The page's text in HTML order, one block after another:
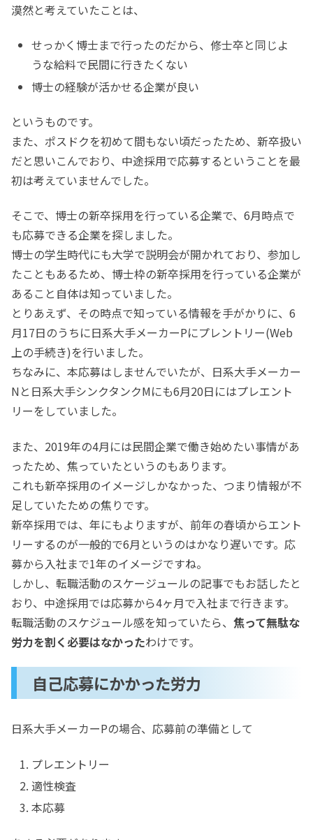
漠然と考えていたことは、
せっかく博士まで行ったのだから、修士卒と同じよ
うな給料で民間に行きたくない
博士の経験が活かせる企業が良い
というものです。
また、ポスドクを初めて間もない頃だったため、新卒扱い
だと思いこんでおり、中途採用で応募するということを最
初は考えていませんでした。
そこで、博士の新卒採用を行っている企業で、6月時点で
も応募できる企業を探しました。
博士の学生時代にも大学で説明会が開かれており、参加し
たこともあるため、博士枠の新卒採用を行っている企業が
あること自体は知っていました。
とりあえず、その時点で知っている情報を手がかりに、6
月17日のうちに日系大手メーカーPにプレントリー(Web
上の手続き)を行いました。
ちなみに、本応募はしませんでいたが、日系大手メーカー
Nと日系大手シンクタンクMにも6月20日にはプレエント
リーをしていました。
また、2019年の4月には民間企業で働き始めたい事情があ
ったため、焦っていたというのもあります。
これも新卒採用のイメージしかなかった、つまり情報が不
足していたための焦りです。
新卒採用では、年にもよりますが、前年の春頃からエント
リーするのが一般的で6月というのはかなり遅いです。応
募から入社まで1年のイメージですね。
しかし、転職活動のスケージュールの記事でもお話したと
おり、中途採用では応募から4ヶ月で入社まで行きます。
転職活動のスケジュール感を知っていたら、 焦って無駄な
労力を割く必要はなかったわけです。
自己応募にかかった労力
日系大手メーカーPの場合、応募前の準備として
プレエントリー
適性検査
本応募